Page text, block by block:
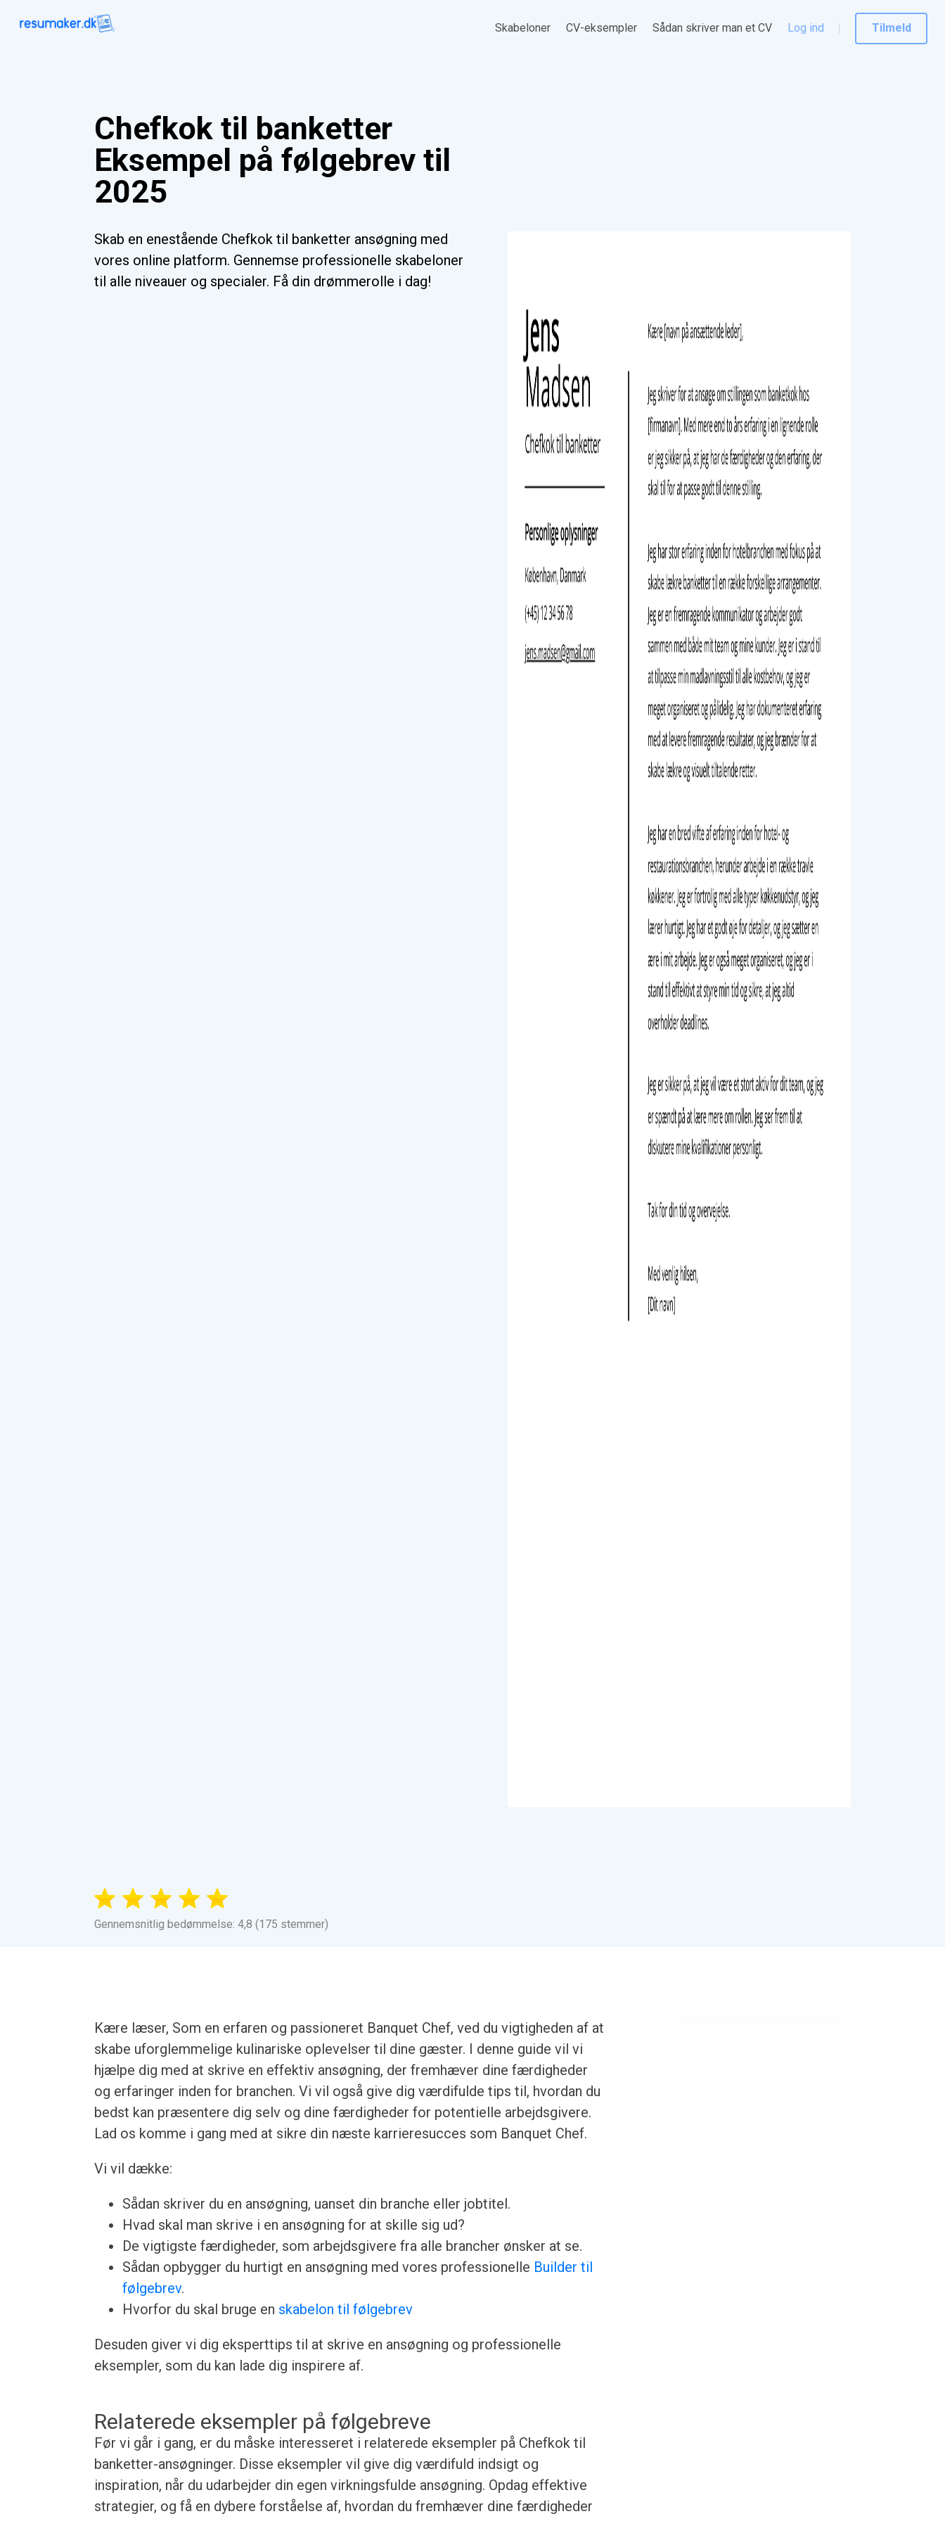
Skabeloner CV-eksempler Sådan skriver man et CV Log ind Tilmeld
Chefkok til banketter
Eksempel på følgebrev til
2025
Skab en enestående Chefkok til banketter ansøgning med
vores online platform. Gennemse professionelle skabeloner
til alle niveauer og specialer. Få din drømmerolle i dag!
Gennemsnitlig bedømmelse: 4,8 (175 stemmer)
Kære læser, Som en erfaren og passioneret Banquet Chef, ved du vigtigheden af at
skabe uforglemmelige kulinariske oplevelser til dine gæster. I denne guide vil vi
hjælpe dig med at skrive en effektiv ansøgning, der fremhæver dine færdigheder
og erfaringer inden for branchen. Vi vil også give dig værdifulde tips til, hvordan du
bedst kan præsentere dig selv og dine færdigheder for potentielle arbejdsgivere.
Lad os komme i gang med at sikre din næste karrieresucces som Banquet Chef.
Vi vil dække:
Sådan skriver du en ansøgning, uanset din branche eller jobtitel.
Hvad skal man skrive i en ansøgning for at skille sig ud?
De vigtigste færdigheder, som arbejdsgivere fra alle brancher ønsker at se.
Sådan opbygger du hurtigt en ansøgning med vores professionelle Builder til
følgebrev.
Hvorfor du skal bruge en skabelon til følgebrev
Desuden giver vi dig eksperttips til at skrive en ansøgning og professionelle
eksempler, som du kan lade dig inspirere af.
Relaterede eksempler på følgebreve
Før vi går i gang, er du måske interesseret i relaterede eksempler på Chefkok til
banketter-ansøgninger. Disse eksempler vil give dig værdifuld indsigt og
inspiration, når du udarbejder din egen virkningsfulde ansøgning. Opdag effektive
strategier, og få en dybere forståelse af, hvordan du fremhæver dine færdigheder